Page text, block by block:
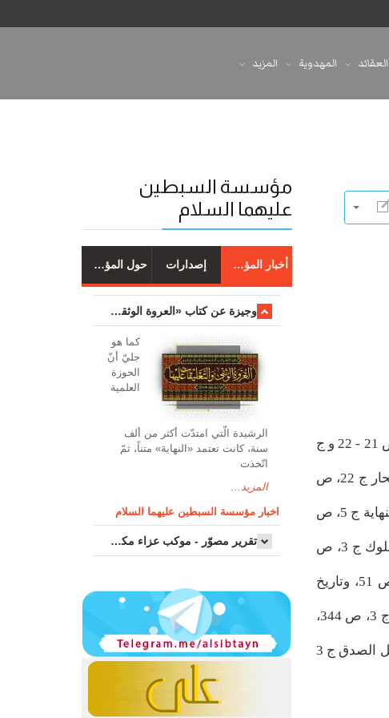
العقائد المهدوية المزيد
5- الإيضاح: ص 359، وتذكرة الخواص: 62 ، وسر العالمين 21، وصحيح البخاري ج 3، ص 60 وج 4، ص 173 وج 1، ص 21 - 22 و ج
2، ص 115، والمصنف للصنعاني ج 6، ص 57 و ج 10، ص 361، وراجع ج 5، ص 438، والإرشاد للمفيد ص 107 والبحار ج 22، ص
498 وراجع: الغيبة للنعماني ص 81 ـ 82 وعمدة القاري ج 14 وص 298 وفتح الباري ج 8، ص 101 و102 والبداية والنهاية ج 5، ص
227، والبدء والتاريخ ج 5 ص 59، والملل والنحل ج 1، ص 22، والطبقات الكبرى ج 2، ص 244، وتاريخ الأمم والملوك ج 3، ص
192 - 193، والكامل في التاريخ ج 2، ص 320، وأنساب الأشراف ج 1، ص 562، وشرح النهج للمعتزلي ج 6، ص 51، وتاريخ
الخميس ج 2، ص 164، وصحيح مسلم ج ص 75، ومسند أحمد ج 1، ص 355 وص 324 وص 325 والسيرة الحلبية ج 3، ص 344،
ونهج الحق: ص 273، والعبر وديوان المبتدأ والخبر ج 2 قسم 2، ص 62, راجع: حق اليقين ج 1، ص 181 - 182 ودلائل الصدق ج 3
مؤسسة السبطين
عليهما السلام
أخبار المؤسسة إصدارات حول المؤسسة
وجیزة عن کتاب «العروة الوثقی والتعلیقات علیها»
کما هو
جليّ أنّ
الحوزة
العلمیة
الرشیدة الّتي امتدّت أكثر من ألف
سنة، كانت تعتمد «النهاية» متناً، ثمّ
اتّخذت
المزيد...
اخبار مؤسسة السبطين عليهما السلام
تقرير مصوّر - موكب عزاء مکتب سماحة اية الله السيد مرتضى الموسوي الاصفهاني في يوم إستشهاد السيدة فاطم...